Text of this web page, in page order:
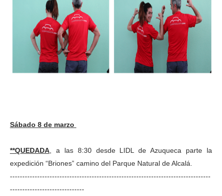
Sábado 8 de marzo
**QUEDADA , a las 8:30 desde LIDL de Azuqueca parte la
expedición “Briones” camino del Parque Natural de Alcalá.
---------------------------------------------------------------------------------
------------------------------